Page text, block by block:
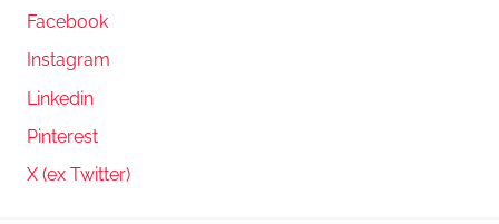
Facebook
Instagram
Linkedin
Pinterest
X (ex Twitter)